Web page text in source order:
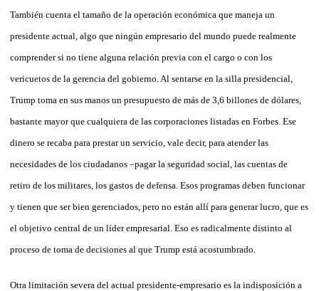
También cuenta el tamaño de la operación económica que maneja un
presidente actual, algo que ningún empresario del mundo puede realmente
comprender si no tiene alguna relación previa con el cargo o con los
vericuetos de la gerencia del gobierno. Al sentarse en la silla presidencial,
Trump toma en sus manos un presupuesto de más de 3,6 billones de dólares,
bastante mayor que cualquiera de las corporaciones listadas en Forbes. Ese
dinero se recaba para prestar un servicio, vale decir, para atender las
necesidades de los ciudadanos –pagar la seguridad social, las cuentas de
retiro de los militares, los gastos de defensa. Esos programas deben funcionar
y tienen que ser bien gerenciados, pero no están allí para generar lucro, que es
el objetivo central de un líder empresarial. Eso es radicalmente distinto al
proceso de toma de decisiones al que Trump está acostumbrado.
Otra limitación severa del actual presidente-empresario es la indisposición a